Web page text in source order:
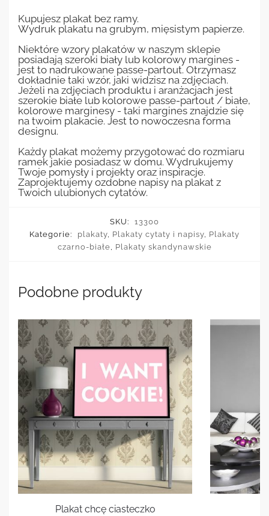
Kupujesz plakat bez ramy.
Wydruk plakatu na grubym, mięsistym papierze.
Niektóre wzory plakatów w naszym sklepie
posiadają szeroki biały lub kolorowy margines -
jest to nadrukowane passe-partout. Otrzymasz
dokładnie taki wzór, jaki widzisz na zdjęciach.
Jeżeli na zdjęciach produktu i aranżacjach jest
szerokie białe lub kolorowe passe-partout / białe,
kolorowe marginesy - taki margines znajdzie się
na twoim plakacie. Jest to nowoczesna forma
designu.
Każdy plakat możemy przygotować do rozmiaru
ramek jakie posiadasz w domu. Wydrukujemy
Twoje pomysły i projekty oraz inspiracje.
Zaprojektujemy ozdobne napisy na plakat z
Twoich ulubionych cytatów.
SKU:
13300
Kategorie:
plakaty, Plakaty cytaty i napisy, Plakaty
czarno-białe, Plakaty skandynawskie
Podobne produkty
Plakat chcę ciasteczko